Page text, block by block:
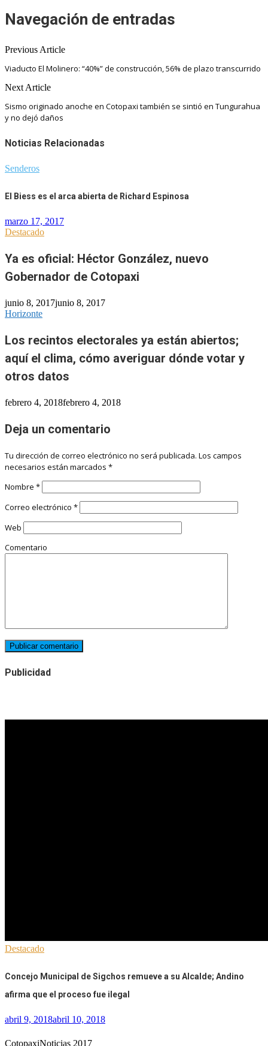
Navegación de entradas
Previous Article
Viaducto El Molinero: “40%” de construcción, 56% de plazo transcurrido
Next Article
Sismo originado anoche en Cotopaxi también se sintió en Tungurahua
y no dejó daños
Noticias Relacionadas
Senderos
El Biess es el arca abierta de Richard Espinosa
marzo 17, 2017
Destacado
Ya es oficial: Héctor González, nuevo
Gobernador de Cotopaxi
junio 8, 2017junio 8, 2017
Horizonte
Los recintos electorales ya están abiertos;
aquí el clima, cómo averiguar dónde votar y
otros datos
febrero 4, 2018febrero 4, 2018
Deja un comentario
Tu dirección de correo electrónico no será publicada. Los campos
necesarios están marcados *
Nombre *
Correo electrónico *
Web
Comentario
Publicidad
Destacado
Concejo Municipal de Sigchos remueve a su Alcalde; Andino
afirma que el proceso fue ilegal
abril 9, 2018abril 10, 2018
CotopaxiNoticias 2017